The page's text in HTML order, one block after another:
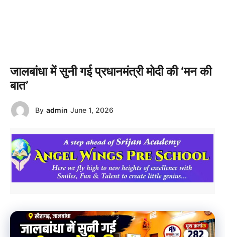
जालबांधा में सुनी गई प्रधानमंत्री मोदी की ‘मन की
बात’
By admin June 1, 2026